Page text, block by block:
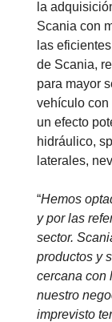
la
Scania con
las
de Scania,
para mayor
vehículo con
un efecto
hidráulico,
laterales,
“Hemos
y por las
sector.
productos y
cercana con
nuestro
imprevisto